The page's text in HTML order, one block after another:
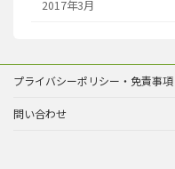
2017年3月
プライバシーポリシー・免責事項
問い合わせ